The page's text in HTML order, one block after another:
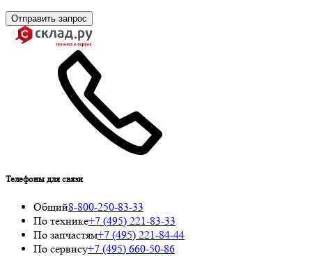
Отправить запрос
Телефоны для связи
Общий8-800-250-83-33
По технике+7 (495) 221-83-33
По запчастям+7 (495) 221-84-44
По сервису+7 (495) 660-50-86